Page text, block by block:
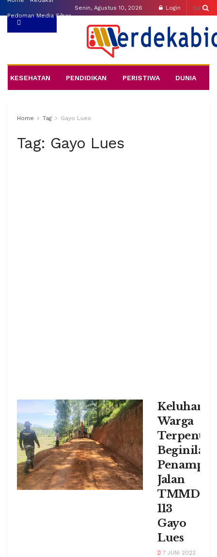
Pedoman Media Siber
Senin, Agustus 10, 2026 Login
KESEHATAN PENDIDIKAN PERISTIWA DUNIA
Home Tag Gayo Lues
Tag: Gayo Lues
Keluhan
Warga
Beginilah
Jalan
TMMD
113
Gayo
Lues
7 JUNI 2022